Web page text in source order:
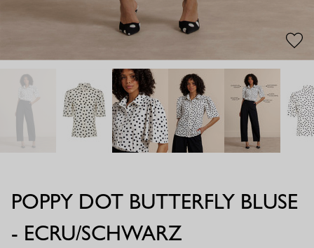
POPPY DOT BUTTERFLY BLUSE
- ECRU/SCHWARZ